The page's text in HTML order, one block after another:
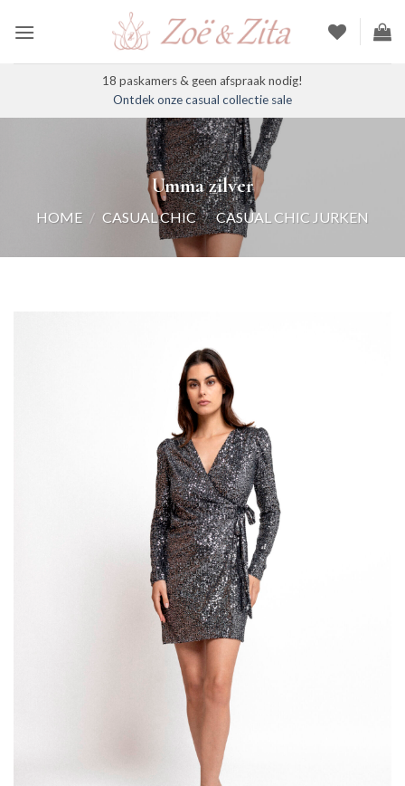
naar
18 paskamers & geen afspraak nodig!
Ontdek onze casual collectie sale
Umma zilver
HOME / CASUAL CHIC / CASUAL CHIC JURKEN